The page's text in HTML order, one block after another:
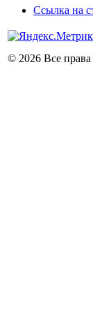
Ссылка на
© 2026 Все